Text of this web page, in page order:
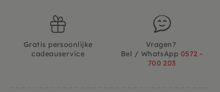
Gratis persoonlijke
cadeauservice
Vragen?
Bel / WhatsApp 0572 -
700 203